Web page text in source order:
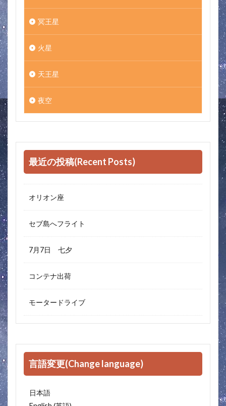
冥王星
火星
天王星
夜空
最近の投稿(Recent Posts)
オリオン座
セブ島へフライト
7月7日 七夕
コンテナ出荷
モータードライブ
言語変更(Change language)
日本語